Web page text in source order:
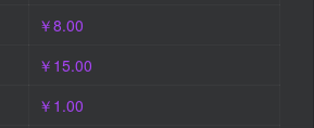
￥8.00
￥15.00
￥1.00